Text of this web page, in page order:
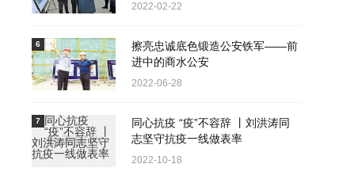
2022-02-22
擦亮忠诚底色锻造公安铁军——前
进中的商水公安
2022-06-28
6
同心抗疫 “疫”不容辞 丨刘洪涛同
志坚守抗疫一线做表率
2022-10-18
7